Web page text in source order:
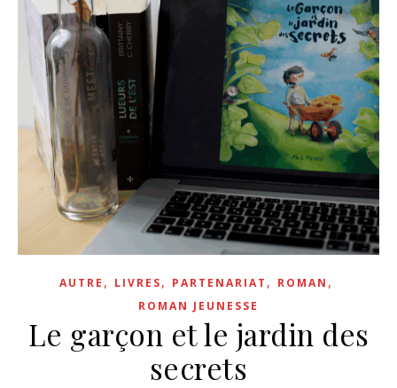
AUTRE , LIVRES, PARTENARIAT , ROMAN ,
ROMAN JEUNESSE
Le garçon et le jardin des
secrets